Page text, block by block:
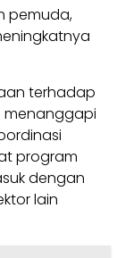
pemuda,
terhadap
menanggapi
program
dengan
lain